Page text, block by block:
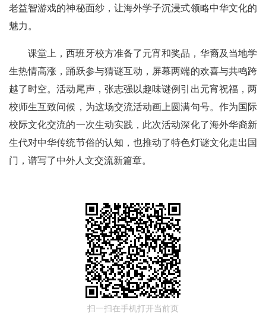
老益智游戏的神秘面纱，让海外学子沉浸式领略中华文化的
魅力。
课堂上，西班牙校方准备了元宵和奖品，华裔及当地学
生热情高涨，踊跃参与猜谜互动，屏幕两端的欢喜与共鸣跨
越了时空。活动尾声，张志强以趣味谜例引出元宵祝福，两
校师生互致问候，为这场交流活动画上圆满句号。作为国际
校际文化交流的一次生动实践，此次活动深化了海外华裔新
生代对中华传统节俗的认知，也推动了特色灯谜文化走出国
门，谱写了中外人文交流新篇章。
扫一扫在手机打开当前页